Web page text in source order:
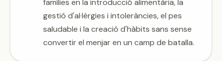
famílies en la introducció alimentària, la
gestió d'al·lèrgies i intoleràncies, el pes
saludable i la creació d'hàbits sans sense
convertir el menjar en un camp de batalla.